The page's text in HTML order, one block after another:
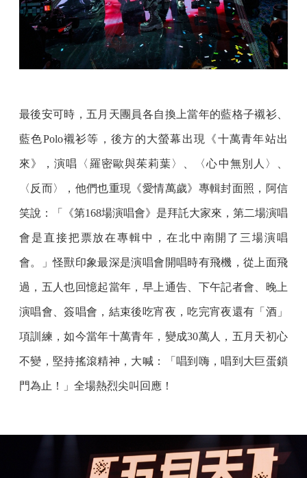
最後安可時，五月天團員各自換上當年的藍格子襯衫、
藍色Polo襯衫等，後方的大螢幕出現《十萬青年站出
來》，演唱〈羅密歐與茱莉葉〉、〈心中無別人〉、
〈反而〉，他們也重現《愛情萬歲》專輯封面照，阿信
笑說：「《第168場演唱會》是拜託大家來，第二場演唱
會是直接把票放在專輯中，在北中南開了三場演唱
會。」怪獸印象最深是演唱會開唱時有飛機，從上面飛
過，五人也回憶起當年，早上通告、下午記者會、晚上
演唱會、簽唱會，結束後吃宵夜，吃完宵夜還有「酒」
項訓練，如今當年十萬青年，變成30萬人，五月天初心
不變，堅持搖滾精神，大喊：「唱到嗨，唱到大巨蛋鎖
門為止！」全場熱烈尖叫回應！